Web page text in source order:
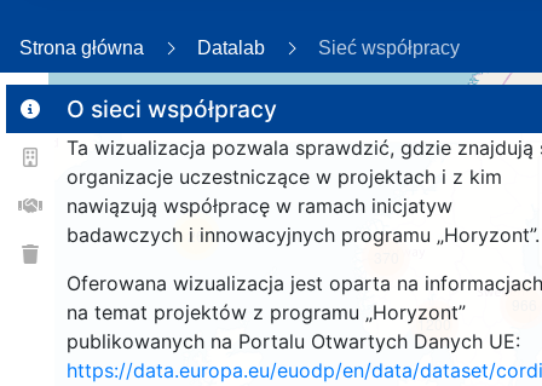
Strona główna Datalab Sieć współpracy
O sieci współpracy
Ta wizualizacja pozwala sprawdzić, gdzie znajdują
organizacje uczestniczące w projektach i z kim
nawiązują współpracę w ramach inicjatyw
badawczych i innowacyjnych programu „Horyzont”.
Oferowana wizualizacja jest oparta na informacjach
na temat projektów z programu „Horyzont”
publikowanych na Portalu Otwartych Danych UE:
https://data.europa.eu/euodp/en/data/dataset/
26
1200